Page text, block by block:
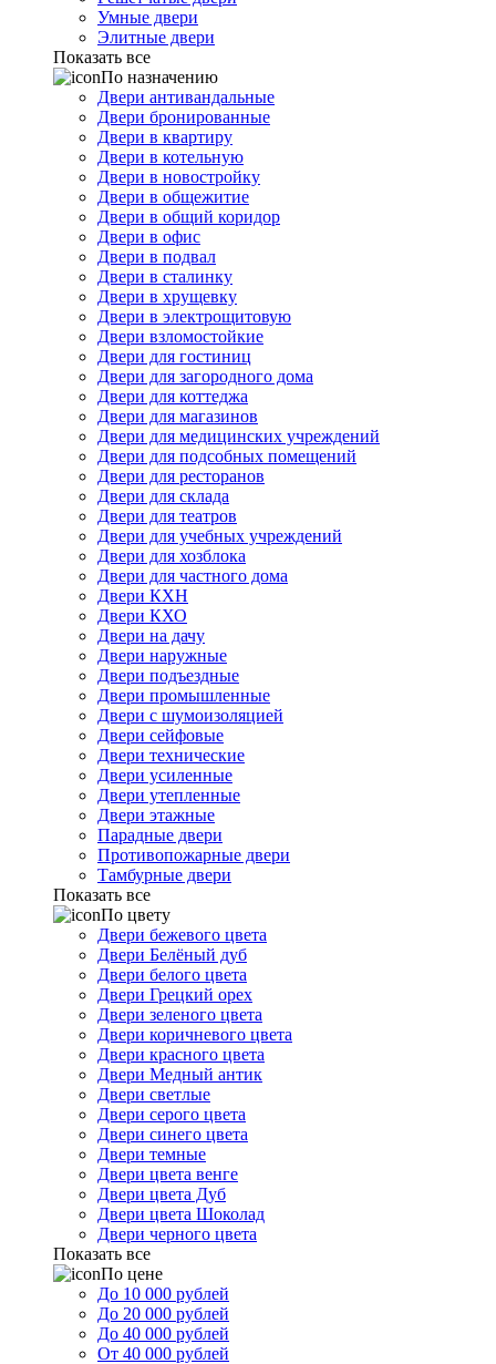
Умные двери
Элитные двери
Показать все
По назначению
Двери антивандальные
Двери бронированные
Двери в квартиру
Двери в котельную
Двери в новостройку
Двери в общежитие
Двери в общий коридор
Двери в офис
Двери в подвал
Двери в сталинку
Двери в хрущевку
Двери в электрощитовую
Двери взломостойкие
Двери для гостиниц
Двери для загородного дома
Двери для коттеджа
Двери для магазинов
Двери для медицинских учреждений
Двери для подсобных помещений
Двери для ресторанов
Двери для склада
Двери для театров
Двери для учебных учреждений
Двери для хозблока
Двери для частного дома
Двери КХН
Двери КХО
Двери на дачу
Двери наружные
Двери подъездные
Двери промышленные
Двери с шумоизоляцией
Двери сейфовые
Двери технические
Двери усиленные
Двери утепленные
Двери этажные
Парадные двери
Противопожарные двери
Тамбурные двери
Показать все
По цвету
Двери бежевого цвета
Двери Белёный дуб
Двери белого цвета
Двери Грецкий орех
Двери зеленого цвета
Двери коричневого цвета
Двери красного цвета
Двери Медный антик
Двери светлые
Двери серого цвета
Двери синего цвета
Двери темные
Двери цвета венге
Двери цвета Дуб
Двери цвета Шоколад
Двери черного цвета
Показать все
По цене
До 10 000 рублей
До 20 000 рублей
До 40 000 рублей
От 40 000 рублей